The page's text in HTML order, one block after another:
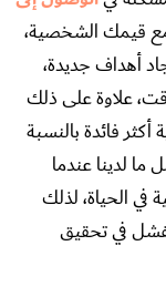
قيمك الشخصية،
أهداف جديدة،
علاوة على ذلك
فائدة بالنسبة
ما لدينا عندما
الحياة، لذلك
في تحقيق